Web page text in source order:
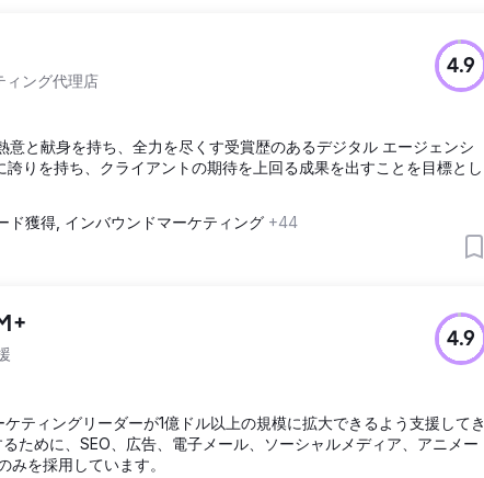
ィング代理店
4.9
と献身を持ち、全力を尽くす受賞歴のあるデジタル エージェンシ
りを持ち、クライアントの期待を上回る成果を出すことを目標とし
ド獲得, インバウンドマーケティング +44
4.9
ティングリーダーが1億ドル以上の規模に拡大できるよう支援してき
ために、SEO、広告、電子メール、ソーシャルメディア、アニメー
を採用しています。